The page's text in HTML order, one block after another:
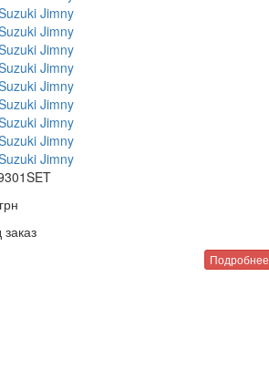
грн
заказ
Подробнее